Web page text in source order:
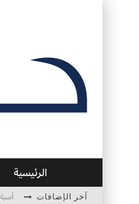
الرئيسية
آخر الإضافات